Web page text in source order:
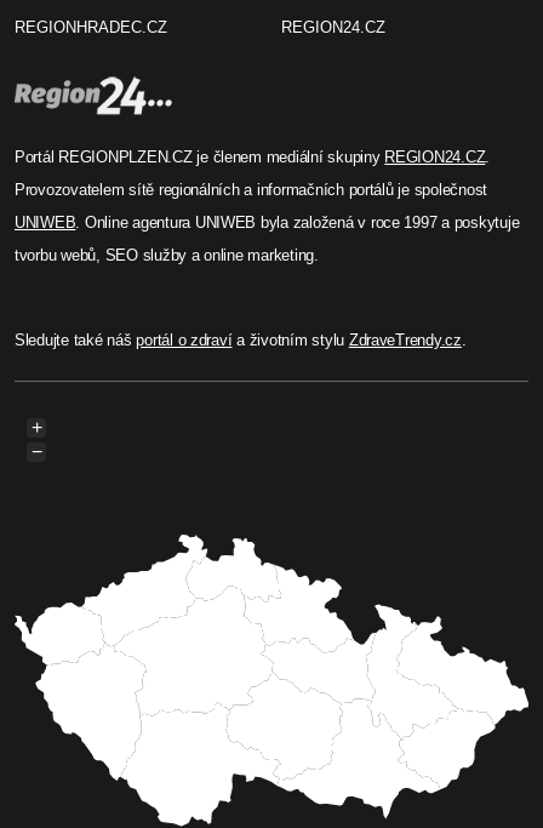
REGIONHRADEC.CZ REGION24.CZ
Portál REGIONPLZEN.CZ je členem mediální skupiny REGION24.CZ.
Provozovatelem sítě regionálních a informačních portálů je společnost
UNIWEB . Online agentura UNIWEB byla založená v roce 1997 a poskytuje
tvorbu webů, SEO služby a online marketing.
Sledujte také nášportál o zdravía životním stylu ZdraveTrendy.cz
+
−